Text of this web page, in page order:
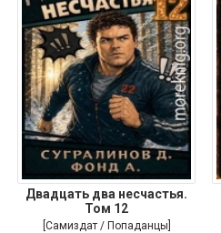
Двадцать два несчастья.
Том 12
[Самиздат / Попаданцы]